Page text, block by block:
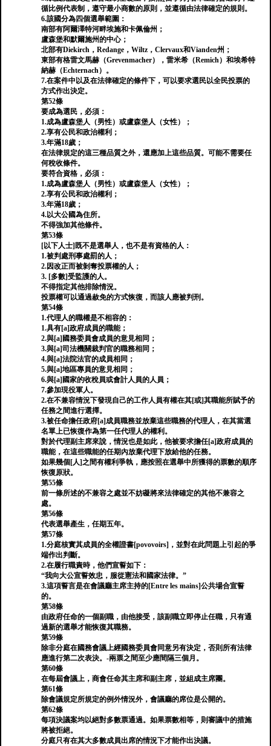
循比例代表制，遵守最小商數的原則，並遵循由法律確定的規則。
6.該國分為四個選舉範圍：
南部有阿爾澤特河畔埃施和卡佩倫州；
盧森堡和默爾施州的中心；
北部有Diekirch，Redange，Wiltz，Clervaux和Vianden州；
東部有格雷文馬赫（Grevenmacher），雷米希（Remich）和埃希特
納赫（Echternach）。
7.在案件中以及在法律確定的條件下，可以要求選民以全民投票的
方式作出決定。
第52條
要成為選民，必須：
1.成為盧森堡人（男性）或盧森堡人（女性）；
2.享有公民和政治權利；
3.年滿18歲；
在法律規定的這三種品質之外，還應加上這些品質。可能不需要任
何稅收條件。
要符合資格，必須：
1.成為盧森堡人（男性）或盧森堡人（女性）；
2.享有公民和政治權利；
3.年滿18歲；
4.以大公國為住所。
不得強加其他條件。
第53條
[以下人士]既不是選舉人，也不是有資格的人：
1.被判處刑事處罰的人；
2.因改正而被剝奪投票權的人；
3. [多數]受監護的人。
不得指定其他排除情況。
投票權可以通過赦免的方式恢復，而該人應被判刑。
第54條
1.代理人的職權是不相容的：
1.具有[a]政府成員的職能；
2.與[a]國務委員會成員的意見相同；
3.與[a]司法機關裁判官的職務相同；
4.與[a]法院法官的成員相同；
5.與[a]地區專員的意見相同；
6.與[a]國家的收稅員或會計人員的人員；
7.參加現役軍人。
2.在不兼容情況下發現自己的工作人員有權在其[或]其職能所賦予的
任務之間進行選擇。
3.被任命擔任政府[a]成員職務並放棄這些職務的代理人，在其當選
名單上已恢復作為第一任代理人的權利。
對於代理副主席來說，情況也是如此，他被要求擔任[a]政府成員的
職能，在這些職能的任期內放棄代理下放給他的任務。
如果幾個[人]之間有權利爭執，應按照在選舉中所獲得的票數的順序
恢復原狀。
第55條
前一條所述的不兼容之處並不妨礙將來法律確定的其他不兼容之
處。
第56條
代表選舉產生，任期五年。
第57條
1.分庭核實其成員的全權證書[povovoirs]，並對在此問題上引起的爭
端作出判斷。
2.在履行職責時，他們宣誓如下：
“我向大公宣誓效忠，服從憲法和國家法律。”
3.這項誓言是在會議廳主席主持的[Entre les mains]公共場合宣誓
的。
第58條
由政府任命的一個副職，由他接受，該副職立即停止任職，只有通
過新的選舉才能恢復其職務。
第59條
除非分庭在國務會議上經國務委員會同意另有決定，否則所有法律
應進行第二次表決。-兩票之間至少應間隔三個月。
第60條
在每屆會議上，商會任命其主席和副主席，並組成主席團。
第61條
除會議規定所規定的例外情況外，會議廳的席位是公開的。
第62條
每項決議案均以絕對多數票通過。如果票數相等，則審議中的措施
將被拒絕。
分庭只有在其大多數成員出席的情況下才能作出決議。